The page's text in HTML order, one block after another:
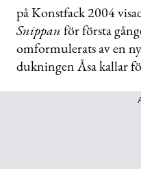
på Konstfack 2004
Snippanför första
omformulerats av en
dukningen Åsa kallar